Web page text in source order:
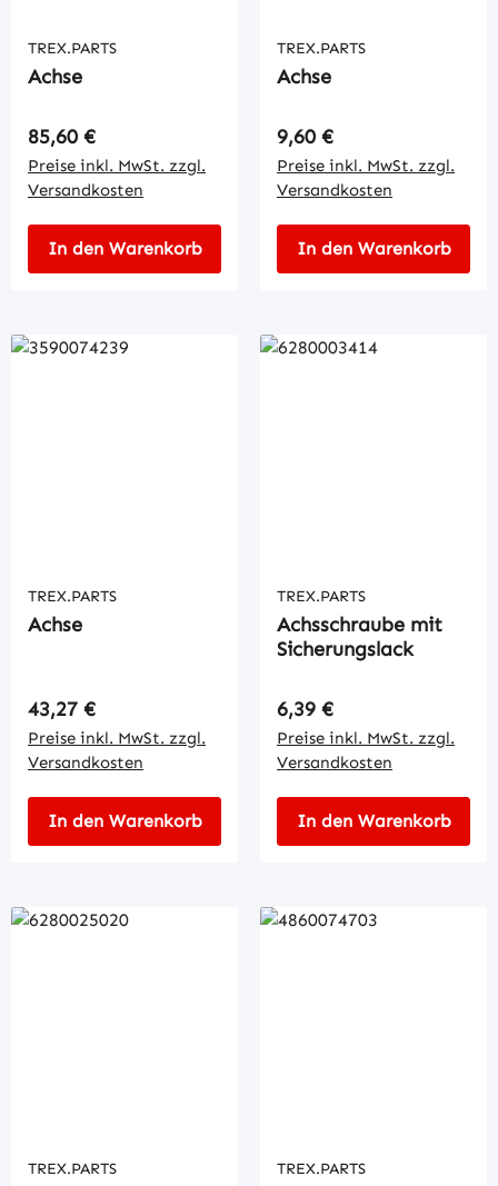
TREX.PARTS
Achse
Regulärer Preis:
85,60 €
Preise inkl. MwSt. zzgl.
Versandkosten
In den Warenkorb
TREX.PARTS
Achse
Regulärer Preis:
9,60 €
Preise inkl. MwSt. zzgl.
Versandkosten
In den Warenkorb
TREX.PARTS
Achse
Regulärer Preis:
43,27 €
Preise inkl. MwSt. zzgl.
Versandkosten
In den Warenkorb
TREX.PARTS
Achsschraube mit
Sicherungslack
Regulärer Preis:
6,39 €
Preise inkl. MwSt. zzgl.
Versandkosten
In den Warenkorb
TREX.PARTS TREX.PARTS